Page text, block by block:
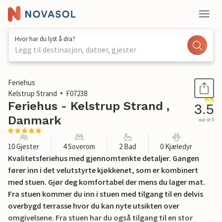
Hvor har du lyst å dra?
Legg til destinasjon, datoer, gjester
1 / 30
Feriehus
Kelstrup Strand
F07238
Feriehus - Kelstrup Strand ,
Danmark
3.5
out of 5
10 Gjester 4 Soverom 2 Bad 0 Kjæledyr
Kvalitetsferiehus med gjennomtenkte detaljer. Gangen
fører inn i det velutstyrte kjøkkenet, som er kombinert
med stuen. Gjør deg komfortabel der mens du lager mat.
Fra stuen kommer du inn i stuen med tilgang til en delvis
overbygd terrasse hvor du kan nyte utsikten over
omgivelsene. Fra stuen har du også tilgang til en stor